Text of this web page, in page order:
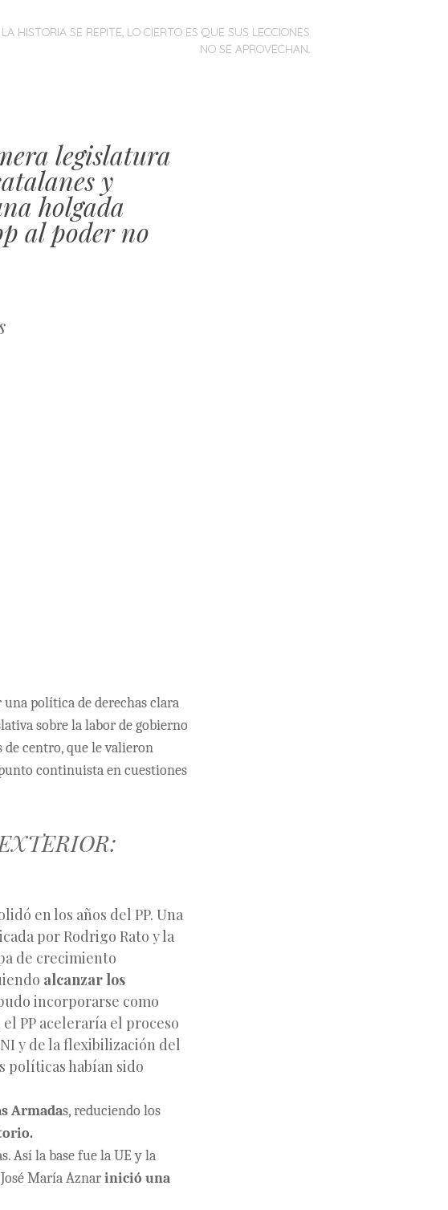
HISTORIA SE REPITE, LO CIERTO ES QUE SUS LECCIONES
NO SE APROVECHAN.
legislatura
y
holgada
al poder no
política de derechas clara
sobre la labor de gobierno
centro, que le valieron
continuista en cuestiones
en los años del PP. Una
por Rodrigo Rato y la
de crecimiento
alcanzar los
incorporarse como
PP aceleraría el proceso
y de la flexibilización del
políticas habían sido
Armadas, reduciendo los
Así la base fue la UE y la
María Aznarinició una